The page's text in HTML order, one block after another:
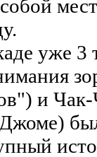
уже 3
и